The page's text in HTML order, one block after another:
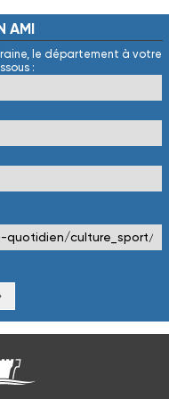
AMI
le département à votre
: